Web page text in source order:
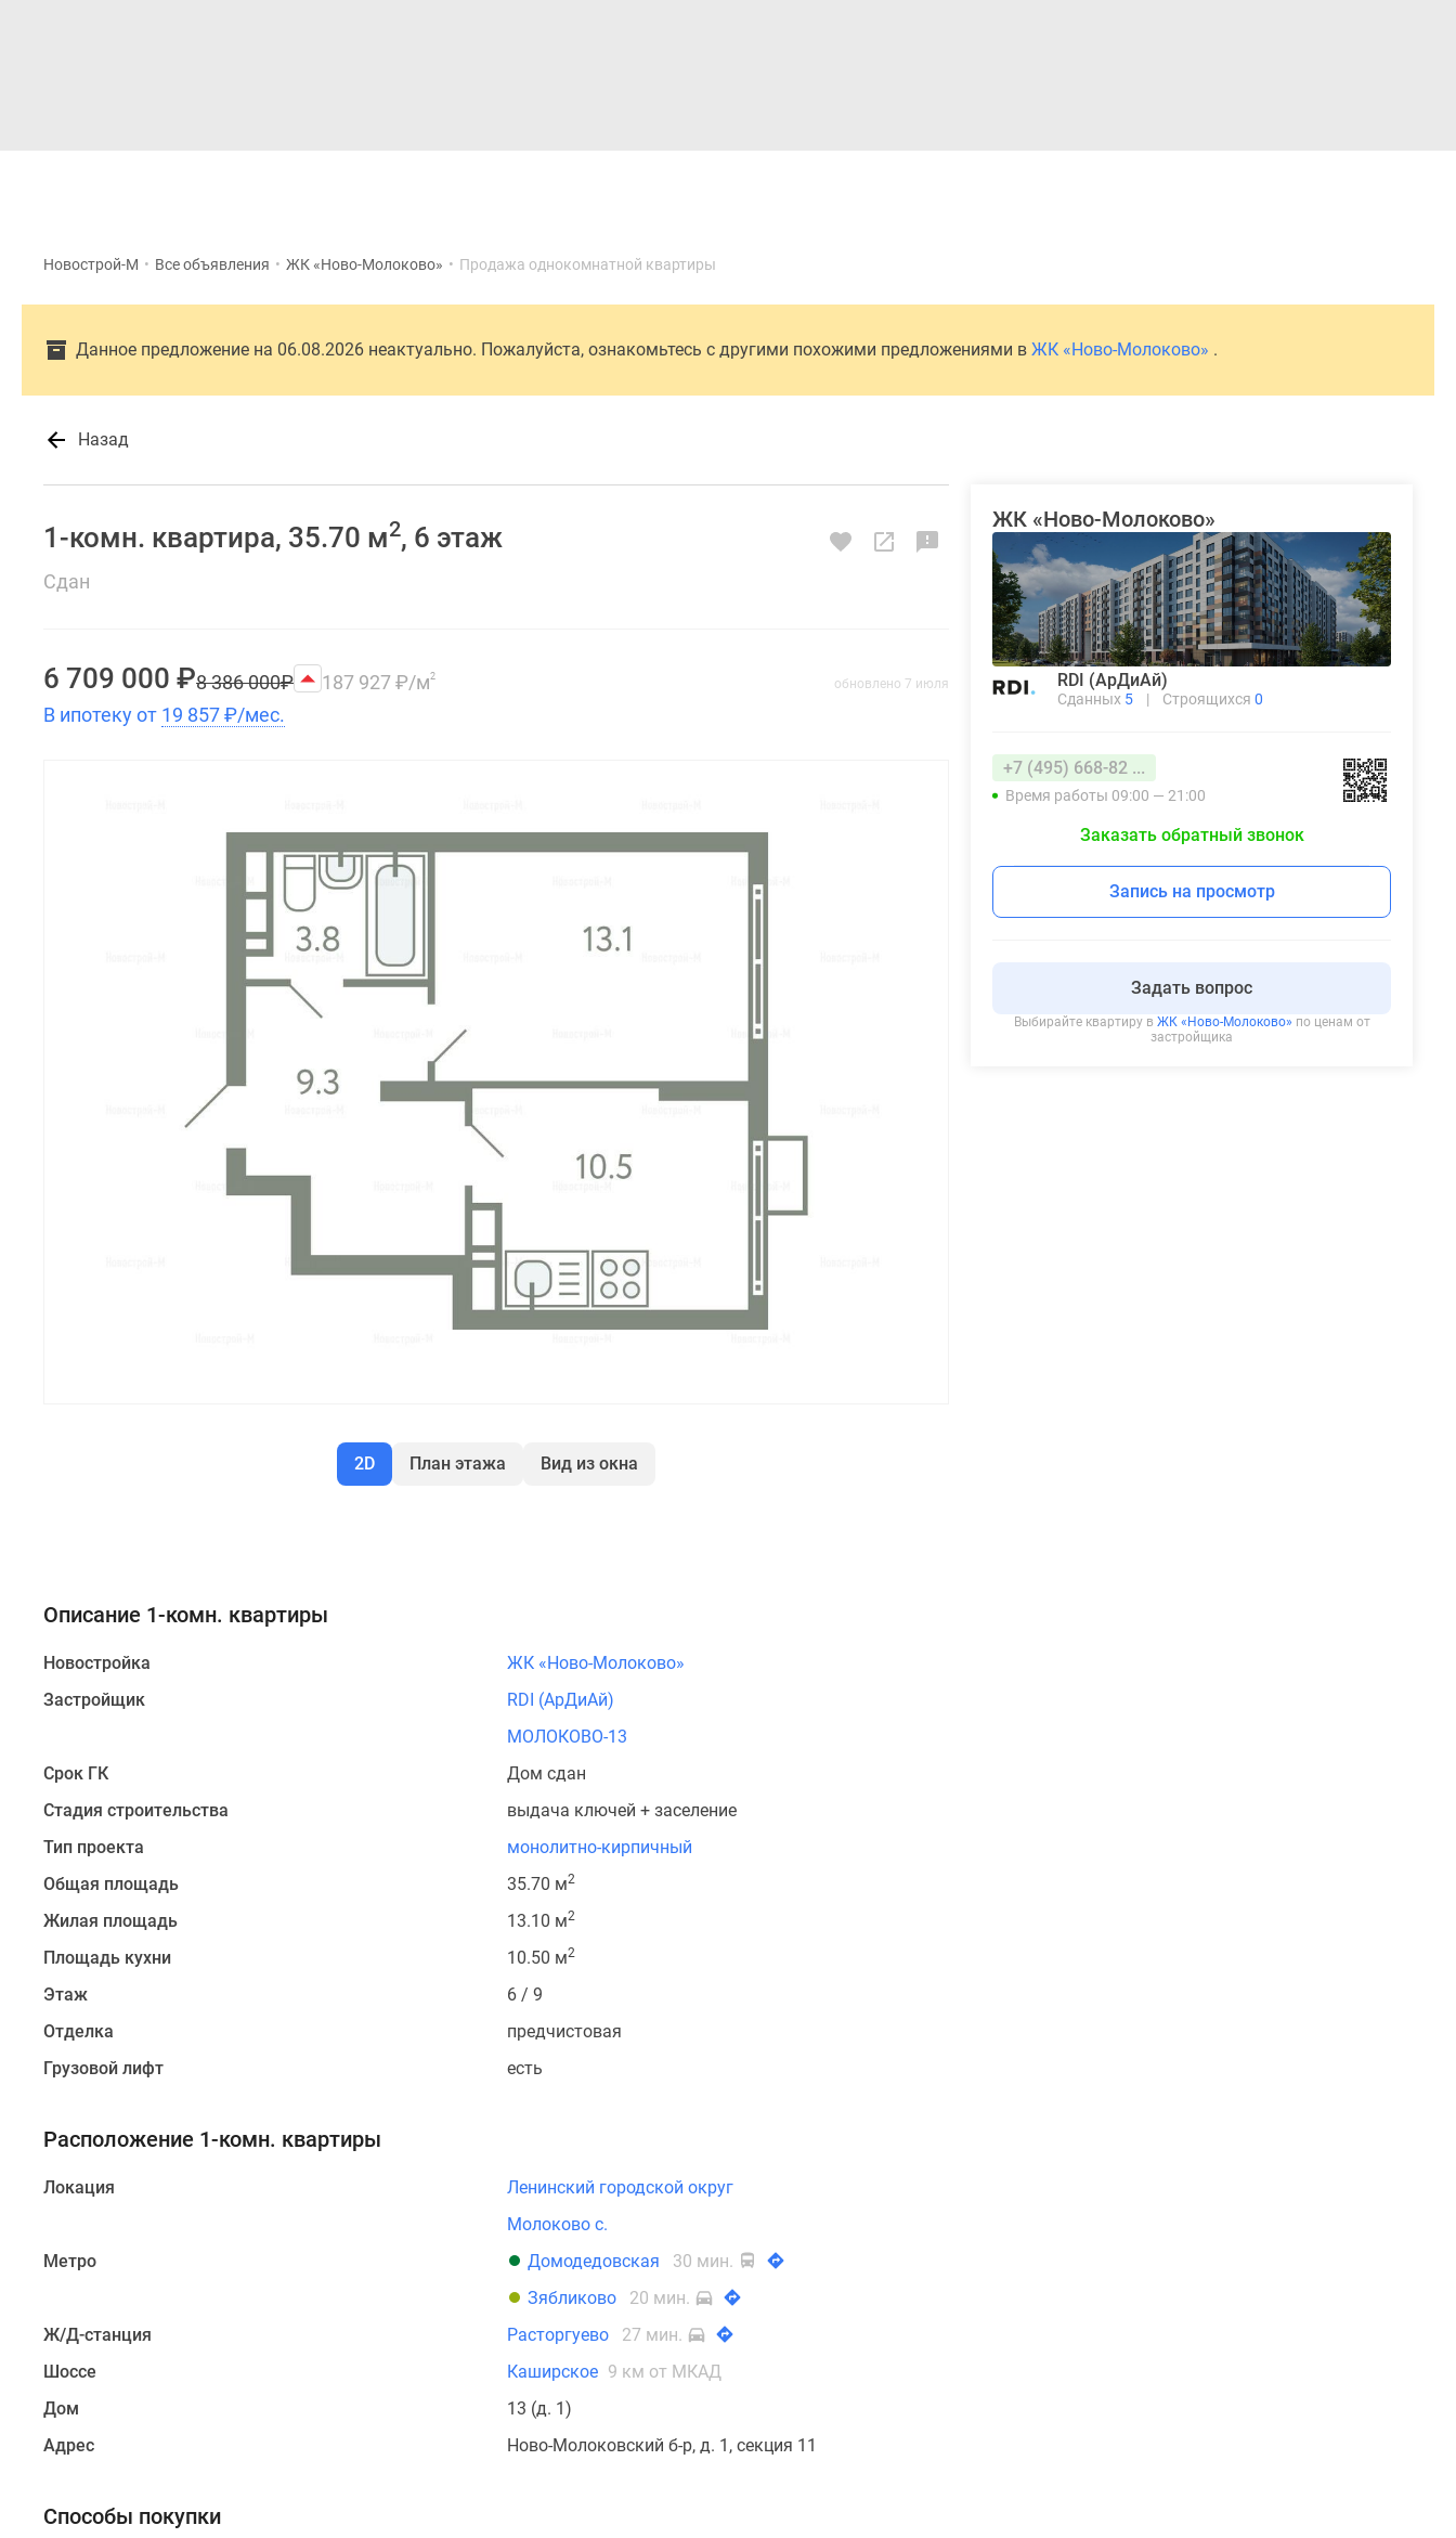
Новострой-М • Все объявления • ЖК «Ново-Молоково» • Продажа однокомнатной квартиры
Данное предложение на 06.08.2026 неактуально. Пожалуйста, ознакомьтесь с другими похожими предложениями в ЖК «Ново-Молоково» .
Назад
1-комн. квартира, 35.70 м2, 6 этаж
Сдан
6 709 000 ₽8 386 000₽ 187 927₽/м2
В ипотеку от 19 857₽/мес.
обновлено 7 июля
2D План этажа Вид из окна
Описание 1-комн. квартиры
Новостройка
ЖК «Ново-Молоково»
Застройщик
RDI (АрДиАй)
МОЛОКОВО-13
Срок ГК
Дом сдан
Стадия строительства
выдача ключей + заселение
Тип проекта
монолитно-кирпичный
Общая площадь
35.70 м2
Жилая площадь 13.10 м2
Площадь кухни 10.50 м2
Этаж
6 / 9
Отделка
предчистовая
Грузовой лифт
есть
Расположение 1-комн. квартиры
Локация
Ленинский городской округ
Молоково с.
Метро
Домодедовская
30 мин.
Зябликово
20 мин.
Ж/Д-станция
Расторгуево
27 мин.
Шоссе
Каширское 9 км от МКАД
Дом
13 (д. 1)
Адрес
Ново-Молоковский б-р, д. 1, секция 11
Способы покупки
ЖК «Ново-Молоково»
RDI (АрДиАй)
Сданных 5 | Строящихся 0
+7 (495) 668-82 ...
Время работы 09:00 — 21:00
Заказать обратный звонок
Запись на просмотр
Задать вопрос
Выбирайте квартиру в ЖК «Ново-Молоково» по ценам от
застройщика